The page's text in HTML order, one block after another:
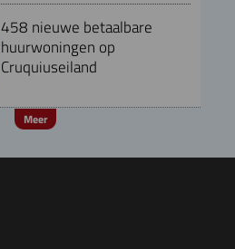
458 nieuwe betaalbare
huurwoningen op
Cruquiuseiland
Meer